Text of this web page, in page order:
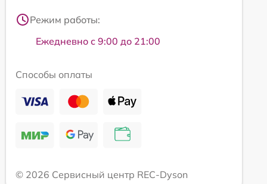
Режим работы:
Ежедневно с 9:00 до 21:00
Способы оплаты
© 2026 Сервисный центр REC-Dyson